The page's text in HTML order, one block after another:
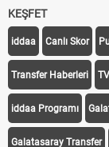
KEŞFET
iddaa Canlı Skor
Transfer Haberleri
iddaa Programı